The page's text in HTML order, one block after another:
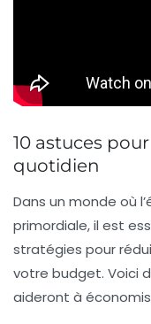
10 astuces
quotidien
Dans un monde où
primordiale, il est
stratégies pour
votre budget. Voici
aideront à